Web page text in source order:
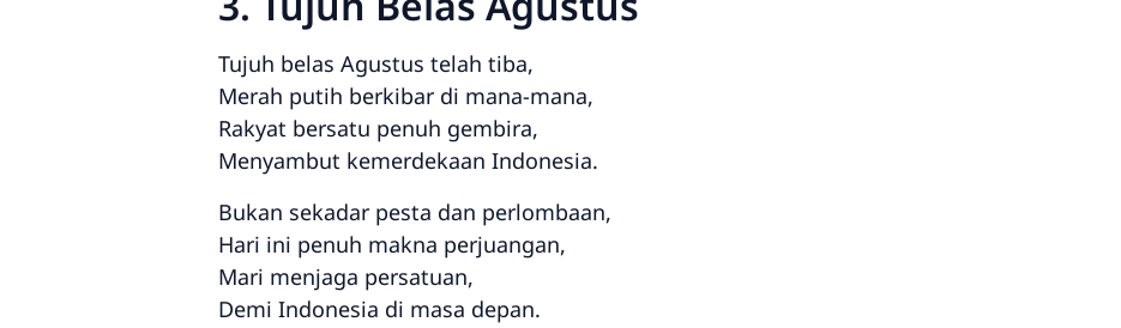
Tujuh belas Agustus telah tiba,
Merah putih berkibar di mana-mana,
Rakyat bersatu penuh gembira,
Menyambut kemerdekaan Indonesia.
Bukan sekadar pesta dan perlombaan,
Hari ini penuh makna perjuangan,
Mari menjaga persatuan,
Demi Indonesia di masa depan.